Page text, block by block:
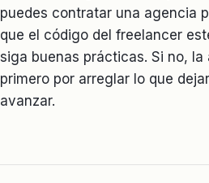
puedes contratar una agencia
que el código del freelancer
siga buenas prácticas. Si no,
primero por arreglar lo que
avanzar.